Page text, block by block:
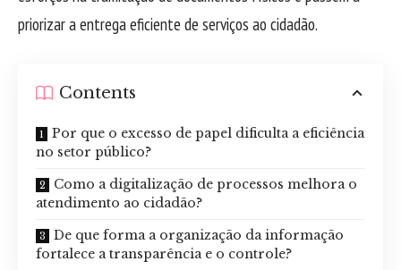
priorizar a entrega eficiente de serviços ao cidadão.
Contents
Por que o excesso de papel dificulta a eficiência
no setor público?
Como a digitalização de processos melhora o
atendimento ao cidadão?
De que forma a organização da informação
fortalece a transparência e o controle?